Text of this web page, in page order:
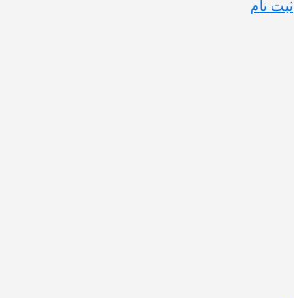
ثبت نام